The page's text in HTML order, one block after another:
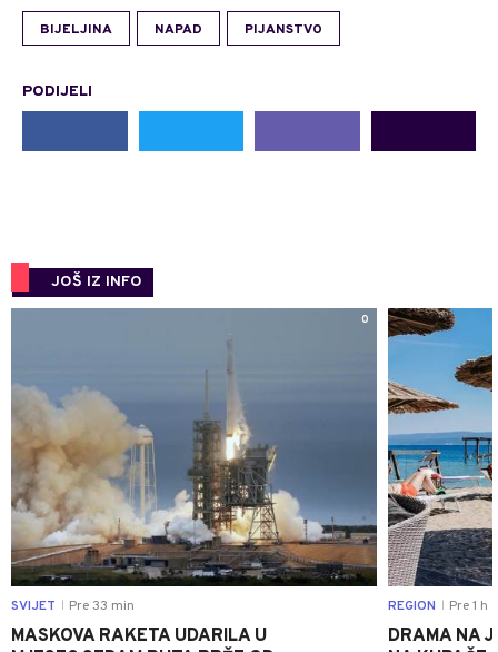
BIJELJINA NAPAD PIJANSTVO
PODIJELI
JOŠ IZ INFO
0
SVIJET Pre 33 min
MASKOVA RAKETA UDARILA U
REGION Pre 1 h
DRAMA NA